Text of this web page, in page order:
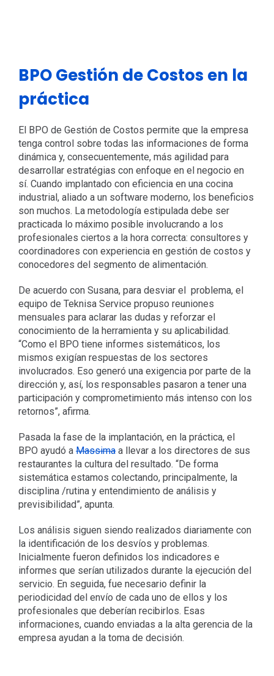
BPO Gestión de Costos en la
práctica
El BPO de Gestión de Costos permite que la empresa
tenga control sobre todas las informaciones de forma
dinámica y, consecuentemente, más agilidad para
desarrollar estratégias con enfoque en el negocio en
sí. Cuando implantado con eficiencia en una cocina
industrial, aliado a un software moderno, los beneficios
son muchos. La metodología estipulada debe ser
practicada lo máximo posible involucrando a los
profesionales ciertos a la hora correcta: consultores y
coordinadores con experiencia en gestión de costos y
conocedores del segmento de alimentación.
De acuerdo con Susana, para desviar el problema, el
equipo de Teknisa Service propuso reuniones
mensuales para aclarar las dudas y reforzar el
conocimiento de la herramienta y su aplicabilidad.
“Como el BPO tiene informes sistemáticos, los
mismos exigían respuestas de los sectores
involucrados. Eso generó una exigencia por parte de la
dirección y, así, los responsables pasaron a tener una
participación y comprometimiento más intenso con los
retornos”, afirma.
Pasada la fase de la implantación, en la práctica, el
BPO ayudó a Massimaa llevar a los directores de sus
restaurantes la cultura del resultado. “De forma
sistemática estamos colectando, principalmente, la
disciplina /rutina y entendimiento de análisis y
previsibilidad”, apunta.
Los análisis siguen siendo realizados diariamente con
la identificación de los desvíos y problemas.
Inicialmente fueron definidos los indicadores e
informes que serían utilizados durante la ejecución del
servicio. En seguida, fue necesario definir la
periodicidad del envío de cada uno de ellos y los
profesionales que deberían recibirlos. Esas
informaciones, cuando enviadas a la alta gerencia de la
empresa ayudan a la toma de decisión.